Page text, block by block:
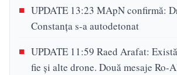
UPDATE 13:23 MApN confirmă:
Constanța s-a autodetonat
UPDATE 11:59 Raed Arafat:
fie și alte drone. Două mesaje Ro-